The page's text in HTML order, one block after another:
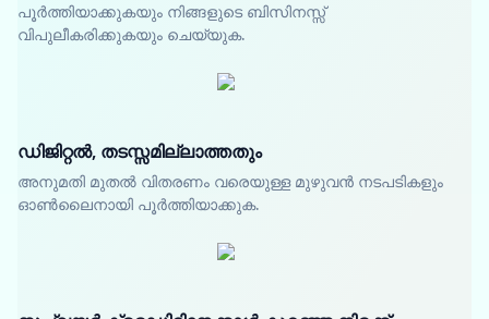
പൂർത്തിയാക്കുകയും നിങ്ങളുടെ ബിസിനസ്സ്
വിപുലീകരിക്കുകയും ചെയ്യുക.
ഡിജിറ്റൽ, തടസ്സമില്ലാത്തതും
അനുമതി മുതൽ വിതരണം വരെയുള്ള മുഴുവൻ നടപടികളും
ഓൺലൈനായി പൂർത്തിയാക്കുക.